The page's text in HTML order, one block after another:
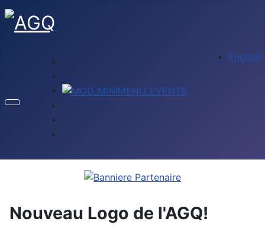
English
Nouveau Logo de l'AGQ!